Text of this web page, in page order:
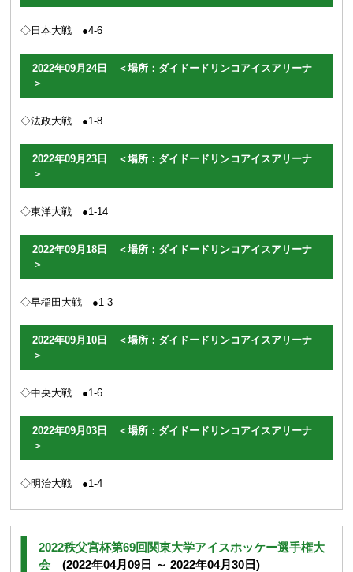
◇日本大戦 ●4-6
2022年09月24日 ＜場所：ダイドードリンコアイスアリーナ
＞
◇法政大戦 ●1-8
2022年09月23日 ＜場所：ダイドードリンコアイスアリーナ
＞
◇東洋大戦 ●1-14
2022年09月18日 ＜場所：ダイドードリンコアイスアリーナ
＞
◇早稲田大戦 ●1-3
2022年09月10日 ＜場所：ダイドードリンコアイスアリーナ
＞
◇中央大戦 ●1-6
2022年09月03日 ＜場所：ダイドードリンコアイスアリーナ
＞
◇明治大戦 ●1-4
2022秩父宮杯第69回関東大学アイスホッケー選手権大
会 (2022年04月09日 ～ 2022年04月30日)